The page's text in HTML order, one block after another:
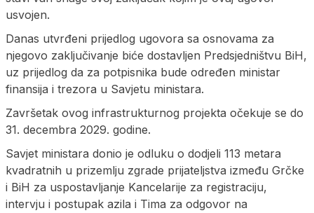
usvojen.
Danas utvrđeni prijedlog ugovora sa osnovama za
njegovo zaključivanje biće dostavljen Predsjedništvu BiH,
uz prijedlog da za potpisnika bude određen ministar
finansija i trezora u Savjetu ministara.
Završetak ovog infrastrukturnog projekta očekuje se do
31. decembra 2029. godine.
Savjet ministara donio je odluku o dodjeli 113 metara
kvadratnih u prizemlju zgrade prijateljstva između Grčke
i BiH za uspostavljanje Kancelarije za registraciju,
intervju i postupak azila i Tima za odgovor na